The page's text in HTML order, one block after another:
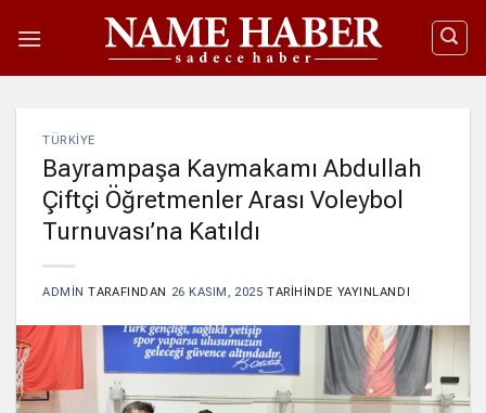
atla
TÜRKIYE
Bayrampaşa Kaymakamı Abdullah
Çiftçi Öğretmenler Arası Voleybol
Turnuvası’na Katıldı
ADMIN TARAFINDAN 26 KASIM, 2025 TARIHINDE YAYINLANDI